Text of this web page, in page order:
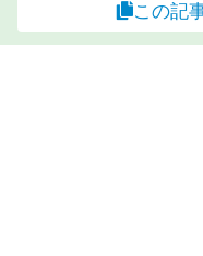
この記